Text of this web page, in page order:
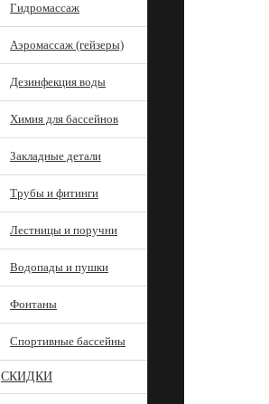
Гидромассаж
Аэромассаж (гейзеры)
Дезинфекция воды
Химия для бассейнов
Закладные детали
Трубы и фитинги
Лестницы и поручни
Водопады и пушки
Фонтаны
Спортивные бассейны
СКИДКИ